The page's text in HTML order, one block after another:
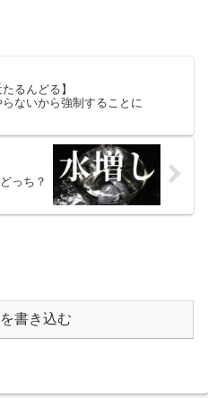
たるんどる】
ないから強制することに
っち？
書き込む